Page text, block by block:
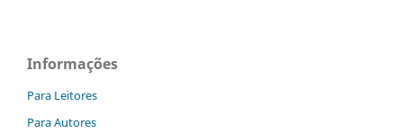
Informações
Para Leitores
Para Autores